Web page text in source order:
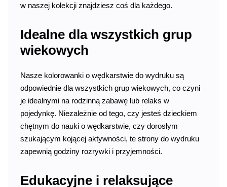
w naszej kolekcji znajdziesz coś dla każdego.
Idealne dla wszystkich grup
wiekowych
Nasze kolorowanki o wędkarstwie do wydruku są
odpowiednie dla wszystkich grup wiekowych, co czyni
je idealnymi na rodzinną zabawę lub relaks w
pojedynkę. Niezależnie od tego, czy jesteś dzieckiem
chętnym do nauki o wędkarstwie, czy dorosłym
szukającym kojącej aktywności, te strony do wydruku
zapewnią godziny rozrywki i przyjemności.
Edukacyjne i relaksujące